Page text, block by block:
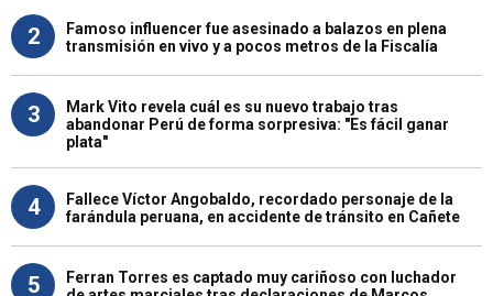
2
Famoso influencer fue asesinado a balazos en plena
transmisión en vivo y a pocos metros de la Fiscalía
3
Mark Vito revela cuál es su nuevo trabajo tras
abandonar Perú de forma sorpresiva: "Es fácil ganar
plata"
4
Fallece Víctor Angobaldo, recordado personaje de la
farándula peruana, en accidente de tránsito en Cañete
5
Ferran Torres es captado muy cariñoso con luchador